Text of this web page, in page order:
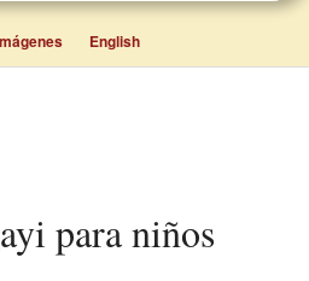
English
para niños